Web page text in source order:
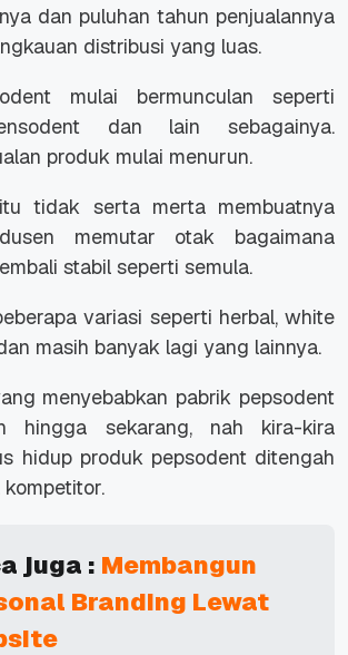
dan puluhan tahun penjualannya
distribusi yang luas.
mulai bermunculan seperti
dan lain sebagainya.
produk mulai menurun.
tidak serta merta membuatnya
memutar otak bagaimana
stabil seperti semula.
variasi seperti herbal, white
masih banyak lagi yang lainnya.
menyebabkan pabrik pepsodent
hingga sekarang, nah kira-kira
hidup produk pepsodent ditengah
juga : Membangun
Branding Lewat